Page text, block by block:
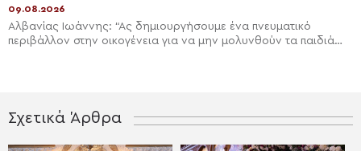
09.08.2026
Αλβανίας Ιωάννης: “Ας δημιουργήσουμε ένα πνευματικό
περιβάλλον στην οικογένεια για να μην μολυνθούν τα παιδιά
Σχετικά Άρθρα